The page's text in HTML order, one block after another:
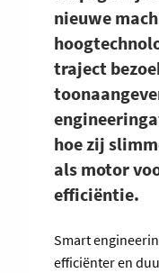
nieuwe
traject
hoe zij
als motor
efficiëntie.
Smart
efficiënter en